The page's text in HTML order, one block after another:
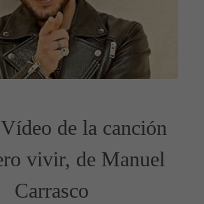
de la canción
vivir, de Manuel
Carrasco